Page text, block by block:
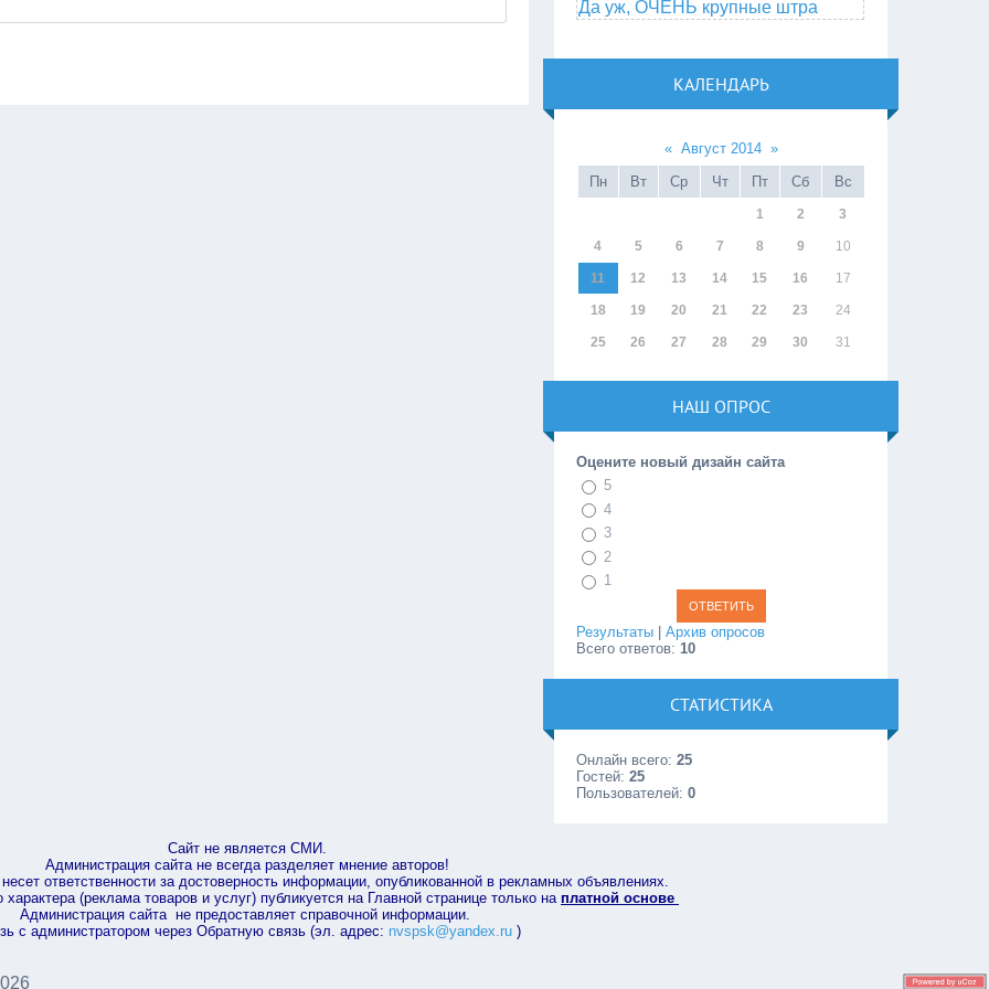
Да уж, ОЧЕНЬ крупные штра
КАЛЕНДАРЬ
« Август 2014 »
Пн
Вт Ср Чт Пт Сб Вс
1 2 3
4 5 6 7 8 9 10
11 12 13 14 15 16 17
18 19 20 21 22 23 24
25 26 27 28 29 30 31
НАШ ОПРОС
Оцените новый дизайн сайта
5
4
3
2
1
Результаты |Архив опросов
Всего ответов: 10
СТАТИСТИКА
Онлайн всего:25
Гостей:25
Пользователей:0
Сайт не является СМИ.
Администрация сайта не всегда разделяет мнение авторов!
ответственности за достоверность информации, опубликованной в рекламных объявлениях.
(реклама товаров и услуг) публикуется на Главной странице только на платной основе
Администрация сайта не предоставляет справочной информации.
с администратором через Обратную связь (эл. адрес: nvspsk@yandex.ru)